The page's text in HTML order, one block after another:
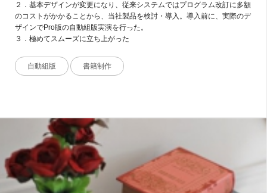
２．基本デザインが変更になり、従来システムではプログラム改訂に多額
のコストがかかることから、当社製品を検討・導入。導入前に、実際のデ
ザインでPro版の自動組版実演を行った。
３．極めてスムーズに立ち上がった
自動組版 書籍制作